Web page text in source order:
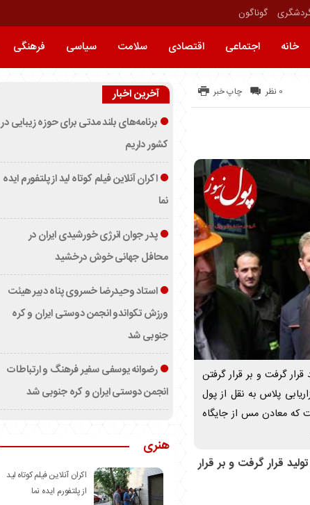
گوناگون
خانه اجتماعی اقتصادی سلامت سیاسی فرهنگی
چاپ خبر 0 نظر
گرفت و بر قرار گرفتن
پلاس به نقل از پول
که معادن مس از جایگاه
قرار گرفت و بر قرار
آخرین اخبار
برنامه‌های بلند مدتی برای حوزه زیبایی در
کشور داریم
اکران آنلاین فیلم کوتاه لید از پلتفورم ایده
نما
پدر جوان انرژی خورشیدی ایران در
محافل جهانی خوش درخشید
استاد وحیدرضا خسروی پناه دبیر هیئت
ورزش تکواندو انجمن دوستی ایران و کره
جنوبی شد
رضوانه یوسفی سفیر فرهنگ و ارتباطات
انجمن دوستی ایران و کره جنوبی شد
هنری
اکران آنلاین فیلم کوتاه لید
از پلتفورم ایده نما